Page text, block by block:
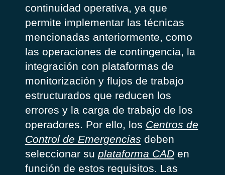
continuidad operativa, ya que
permite implementar las técnicas
mencionadas anteriormente, como
las operaciones de contingencia, la
integración con plataformas de
monitorización y flujos de trabajo
estructurados que reducen los
errores y la carga de trabajo de los
operadores. Por ello, los Centros de
Control de Emergencias deben
seleccionar su plataforma CADen
función de estos requisitos. Las